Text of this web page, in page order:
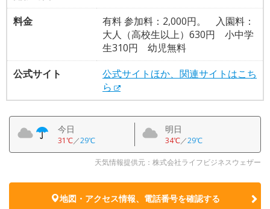
料金
有料 参加料：2,000円。 入園料：
大人（高校生以上）630円 小中学
生310円 幼児無料
公式サイト
公式サイトほか、関連サイトはこち
ら
今日
31℃／29℃
明日
34℃／29℃
天気情報提供元：株式会社ライフビジネスウェザー
地図・アクセス情報、電話番号を確認する